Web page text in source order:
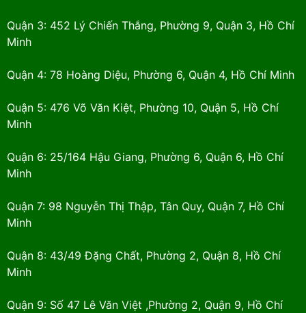
Quận 3: 452 Lý Chiến Thắng, Phường 9, Quận 3, Hồ Chí
Minh
Quận 4: 78 Hoàng Diệu, Phường 6, Quận 4, Hồ Chí Minh
Quận 5: 476 Võ Văn Kiệt, Phường 10, Quận 5, Hồ Chí
Minh
Quận 6: 25/164 Hậu Giang, Phường 6, Quận 6, Hồ Chí
Minh
Quận 7: 98 Nguyễn Thị Thập, Tân Quy, Quận 7, Hồ Chí
Minh
Quận 8: 43/49 Đặng Chất, Phường 2, Quận 8, Hồ Chí
Minh
Quận 9: Số 47 Lê Văn Việt ,Phường 2, Quận 9, Hồ Chí